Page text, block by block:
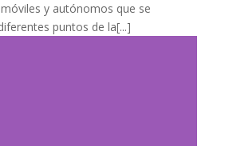
y autónomos que se
puntos de la[...]